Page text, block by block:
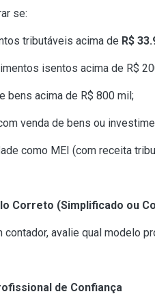
se:
tributáveis acima de R$
isentos acima de R$
bens acima de R$ 800 mil;
venda de bens ou
como MEI (com receita
Correto (Simplificado ou
contador, avalie qual modelo
de Confiança